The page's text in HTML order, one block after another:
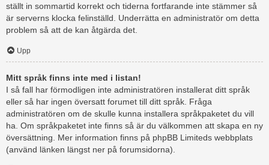
ställt in sommartid korrekt och tiderna fortfarande inte stämmer så
är serverns klocka felinställd. Underrätta en administratör om detta
problem så att de kan åtgärda det.
Upp
Mitt språk finns inte med i listan!
I så fall har förmodligen inte administratören installerat ditt språk
eller så har ingen översatt forumet till ditt språk. Fråga
administratören om de skulle kunna installera språkpaketet du vill
ha. Om språkpaketet inte finns så är du välkommen att skapa en ny
översättning. Mer information finns på phpBB Limiteds webbplats
(använd länken längst ner på forumsidorna).